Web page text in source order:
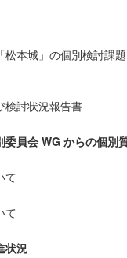
本城」の個別検討課
検討状況報告書
委員会 WG からの個別
て
て
状況